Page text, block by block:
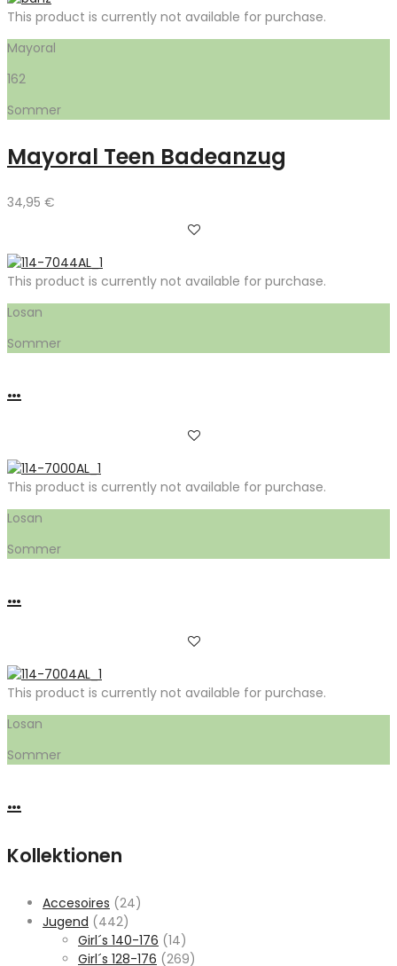
This product is currently not available for purchase.
Mayoral
162
Sommer
Mayoral Teen Badeanzug
34,95 €
This product is currently not available for purchase.
Losan
Sommer
…
This product is currently not available for purchase.
Losan
Sommer
…
This product is currently not available for purchase.
Losan
Sommer
…
Kollektionen
Accesoires (24)
Jugend (442)
Girl´s 140-176 (14)
Girl´s 128-176 (269)